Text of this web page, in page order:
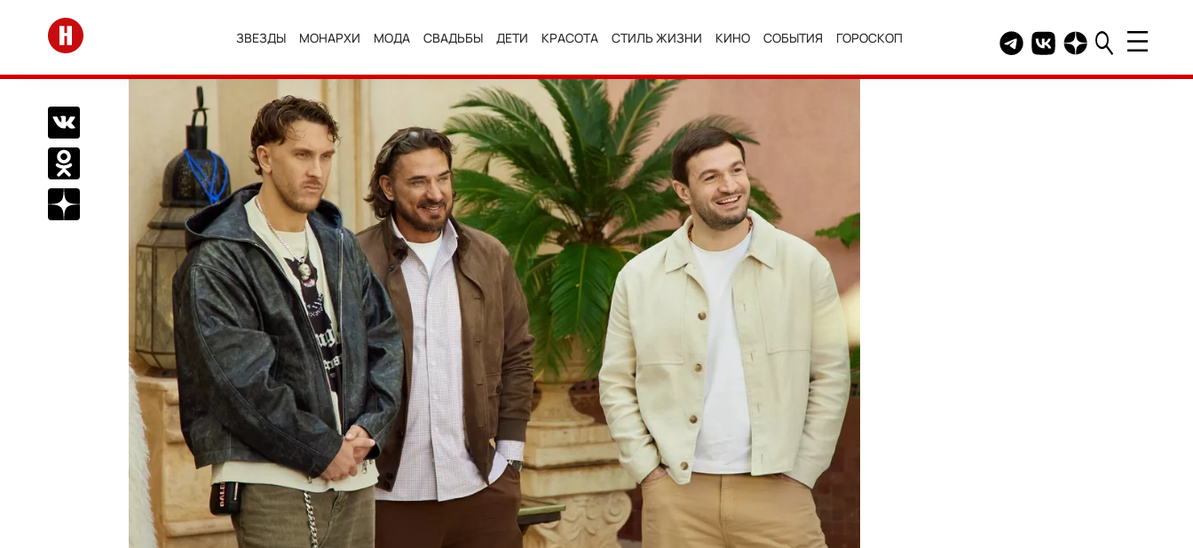
Перейти на главную
ЗВЕЗДЫ МОНАРХИ МОДА СВАДЬБЫ ДЕТИ КРАСОТА СТИЛЬ ЖИЗНИ КИНО СОБЫТИЯ ГОРОСКОП Telegram канал HELLO
Группа HELLO
Канал HELLO в
Поделиться Вконтакте
Поделиться в Одноклассниках
Подписаться на нас в Дзен